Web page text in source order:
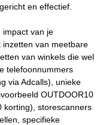
en effectief.
impact van je
inzetten van meetbare
van winkels die wel
telefoonnummers
via Adcalls), unieke
OUTDOOR10
korting), storescanners
specifieke